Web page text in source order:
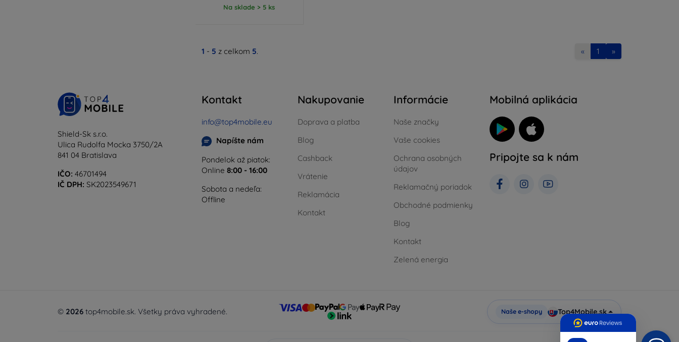
Na sklade > 5 ks
1 - 5 z celkom 5. « 1 »
Shield-Sk s.r.o.
Ulica Rudolfa Mocka 3750/2A
841 04 Bratislava
IČO: 46701494
IČ DPH: SK2023549671
Kontakt
info@top4mobile.eu
Napíšte nám
Pondelok až piatok:
Online 8:00 - 16:00
Sobota a nedeľa:
Offline
Nakupovanie
Doprava a platba
Blog
Cashback
Vrátenie
Reklamácia
Kontakt
Informácie
Naše značky
Vaše cookies
Ochrana osobných
údajov
Reklamačný poriadok
Obchodné podmienky
Blog
Kontakt
Zelená energia
Mobilná aplikácia
Pripojte sa k nám
© 2026 top4mobile.sk. Všetky práva vyhradené. Naše e-shopy Top4Mobile.sk